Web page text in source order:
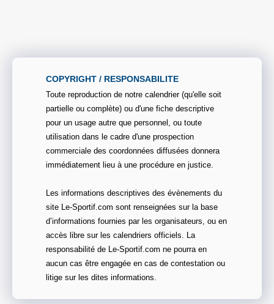
COPYRIGHT / RESPONSABILITE
Toute reproduction de notre calendrier (qu'elle soit
partielle ou complète) ou d'une fiche descriptive
pour un usage autre que personnel, ou toute
utilisation dans le cadre d'une prospection
commerciale des coordonnées diffusées donnera
immédiatement lieu à une procédure en justice.
Les informations descriptives des évènements du
site Le-Sportif.com sont renseignées sur la base
d’informations fournies par les organisateurs, ou en
accès libre sur les calendriers officiels. La
responsabilité de Le-Sportif.com ne pourra en
aucun cas être engagée en cas de contestation ou
litige sur les dites informations.